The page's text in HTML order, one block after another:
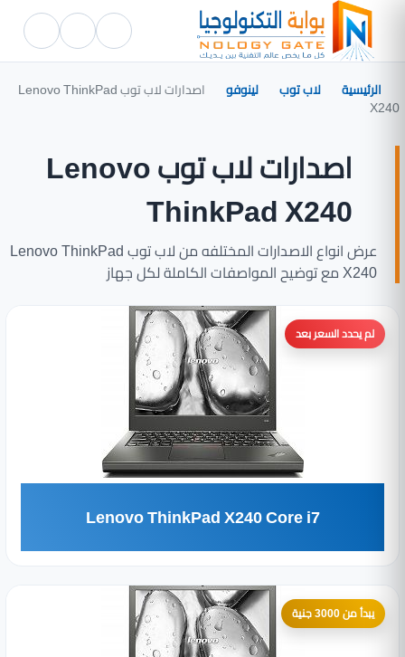
الرئيسية لاب توب لينوفو اصدارات لاب توب Lenovo ThinkPad
X240
اصدارات لاب توب Lenovo
ThinkPad X240
عرض انواع الاصدارات المختلفه من لاب توب Lenovo ThinkPad
X240 مع توضيح المواصفات الكاملة لكل جهاز
لم يحدد السعر بعد
Lenovo ThinkPad X240 Core i7
يبدأ من 3000 جنية